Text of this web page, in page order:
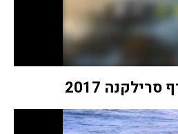
2017